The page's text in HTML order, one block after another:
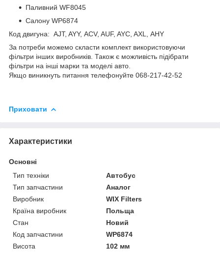
Паливний WF8045
Салону WP6874
Код двигуна: AJT, AYY, ACV, AUF, AYC, AXL, AHY
За потреби можемо скласти комплект використовуючи
фільтри інших виробників. Також є можливість підібрати
фільтри на інші марки та моделі авто.
Якщо виникнуть питання телефонуйте 068-217-42-52
Приховати
Характеристики
Основні
Тип техніки
Автобус
Тип запчастини
Аналог
Виробник
WIX Filters
Країна виробник
Польща
Стан
Новий
Код запчастини
WP6874
Висота
102 мм